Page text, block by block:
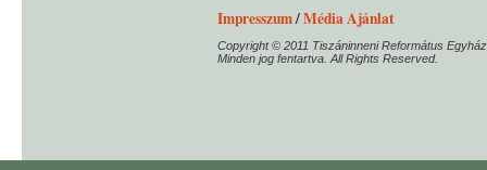
Impresszum/Média Ajánlat
Copyright © 2011 Tiszáninneni Református
Minden jog fentartva. All Rights Reserved.